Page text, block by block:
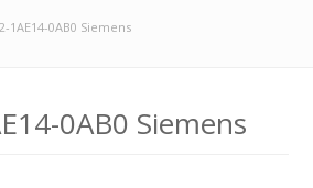
1AE14-0AB0 Siemens
0AB0 Siemens